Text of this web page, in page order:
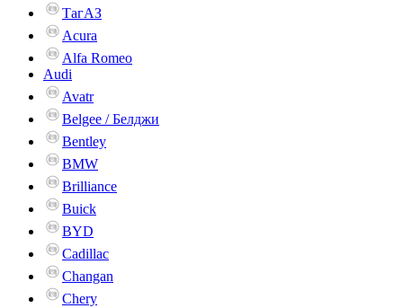
ТагАЗ
Acura
Alfa Romeo
Audi
Avatr
Belgee / Белджи
Bentley
BMW
Brilliance
Buick
BYD
Cadillac
Changan
Chery